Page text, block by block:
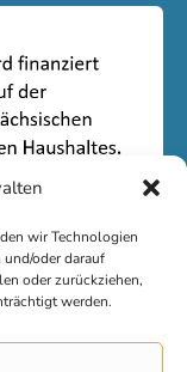
wir Technologien
oder darauf
oder zurückziehen,
werden.